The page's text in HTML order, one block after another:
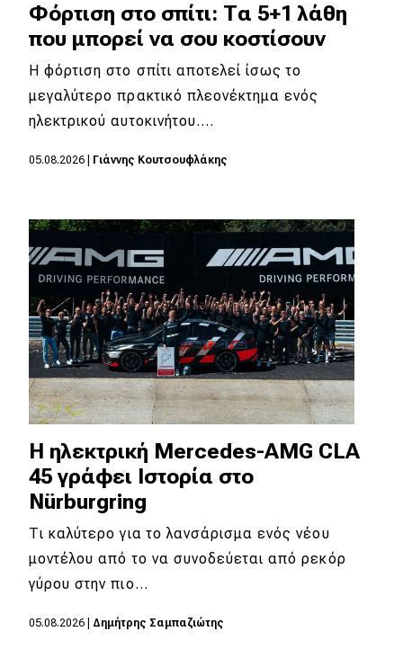
Φόρτιση στο σπίτι: Τα 5+1 λάθη
που μπορεί να σου κοστίσουν
Η φόρτιση στο σπίτι αποτελεί ίσως το
μεγαλύτερο πρακτικό πλεονέκτημα ενός
ηλεκτρικού αυτοκινήτου.…
05.08.2026 Γιάννης Κουτσουφλάκης
Η ηλεκτρική Mercedes-AMG CLA
45 γράφει Ιστορία στο
Nürburgring
Τι καλύτερο για το λανσάρισμα ενός νέου
μοντέλου από το να συνοδεύεται από ρεκόρ
γύρου στην πιο…
05.08.2026 Δημήτρης Σαμπαζιώτης